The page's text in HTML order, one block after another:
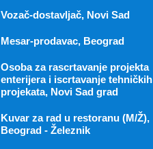
Vozač-dostavljač, Novi Sad
Mesar-prodavac, Beograd
Osoba za rascrtavanje projekta
enterijera i iscrtavanje tehničkih
projekata, Novi Sad grad
Kuvar za rad u restoranu (M/Ž),
Beograd - Železnik